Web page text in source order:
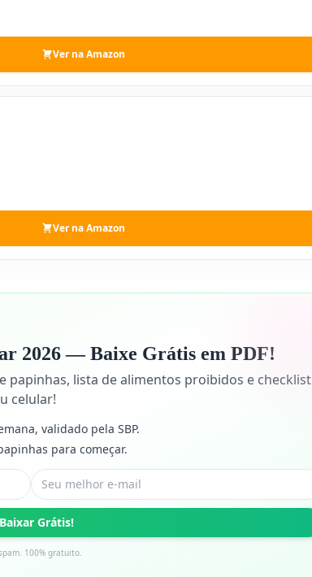
Ver na Amazon
Ver na Amazon
2026 — Baixe Grátis em PDF!
papinhas, lista de alimentos proibidos e checklist
celular!
validado pela SBP.
para começar.
Baixar Grátis!
100% gratuito.